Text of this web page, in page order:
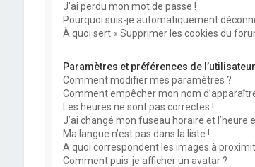
J’ai perdu mon mot de passe !
Pourquoi suis-je automatiquement
À quoi sert « Supprimer les cookies du
Paramètres et préférences de l’utilisateur
Comment modifier mes paramètres ?
Comment empêcher mon nom
Les heures ne sont pas correctes !
J’ai changé mon fuseau horaire et l’heure
Ma langue n’est pas dans la liste !
A quoi correspondent les images à
Comment puis-je afficher un avatar ?